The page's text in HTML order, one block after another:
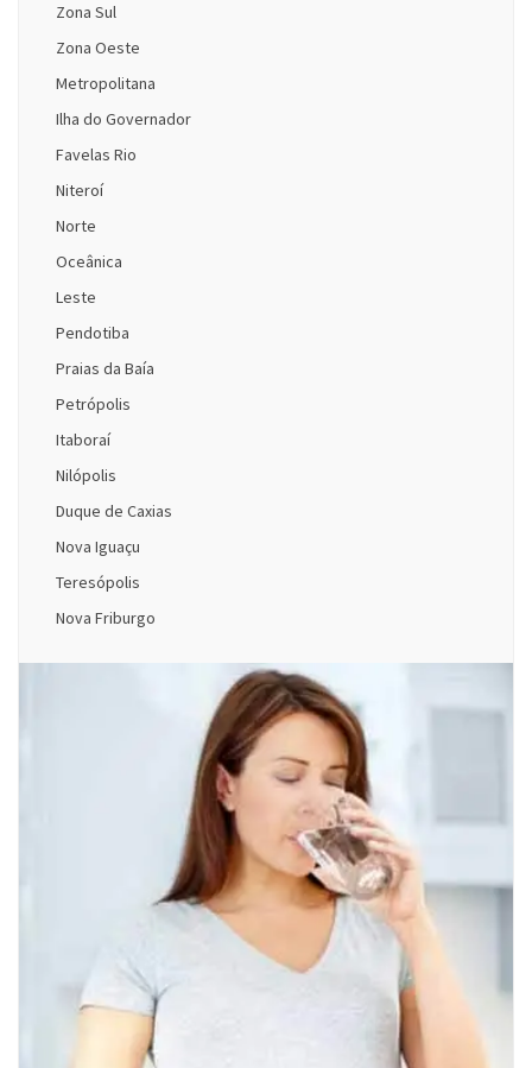
Zona Sul
Zona Oeste
Metropolitana
Ilha do Governador
Favelas Rio
Niteroí
Norte
Oceânica
Leste
Pendotiba
Praias da Baía
Petrópolis
Itaboraí
Nilópolis
Duque de Caxias
Nova Iguaçu
Teresópolis
Nova Friburgo